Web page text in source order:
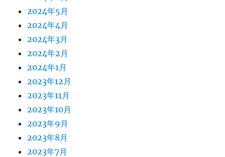
2024年5月
2024年4月
2024年3月
2024年2月
2024年1月
2023年12月
2023年11月
2023年10月
2023年9月
2023年8月
2023年7月